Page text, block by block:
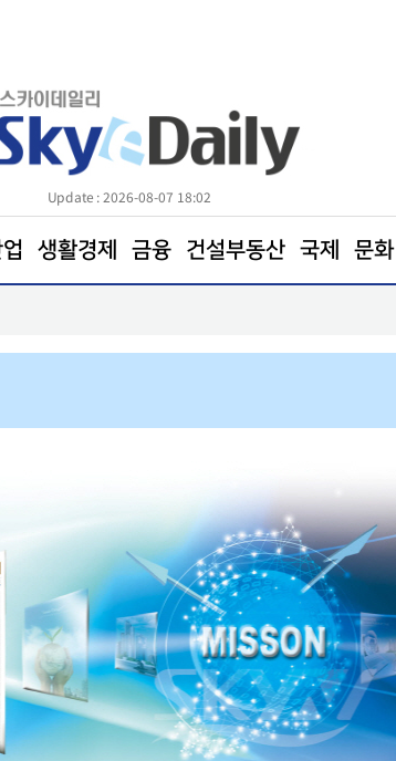
Update : 2026-08-07 18:02
생활경제 금융 건설부동산 국제 문화